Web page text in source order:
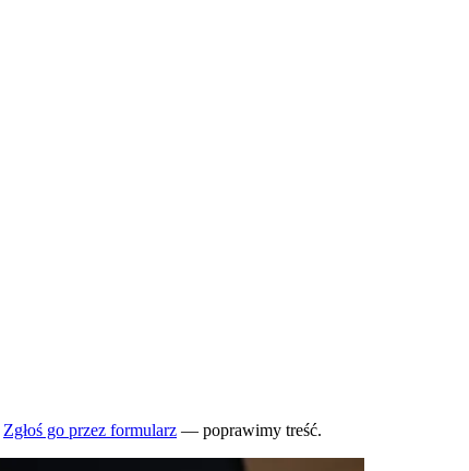
Zgłoś go przez formularz — poprawimy treść.